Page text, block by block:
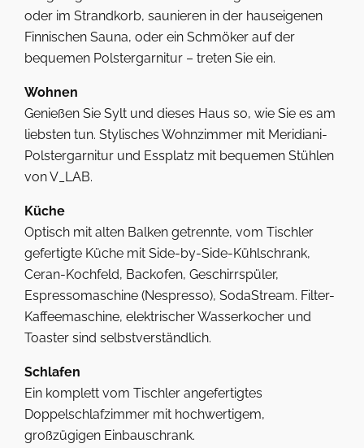
oder im Strandkorb, saunieren in der hauseigenen
Finnischen Sauna, oder ein Schmöker auf der
bequemen Polstergarnitur – treten Sie ein.
Wohnen
Genießen Sie Sylt und dieses Haus so, wie Sie es am
liebsten tun. Stylisches Wohnzimmer mit Meridiani-
Polstergarnitur und Essplatz mit bequemen Stühlen
von V_LAB.
Küche
Optisch mit alten Balken getrennte, vom Tischler
gefertigte Küche mit Side-by-Side-Kühlschrank,
Ceran-Kochfeld, Backofen, Geschirrspüler,
Espressomaschine (Nespresso), SodaStream. Filter-
Kaffeemaschine, elektrischer Wasserkocher und
Toaster sind selbstverständlich.
Schlafen
Ein komplett vom Tischler angefertigtes
Doppelschlafzimmer mit hochwertigem,
großzügigen Einbauschrank.